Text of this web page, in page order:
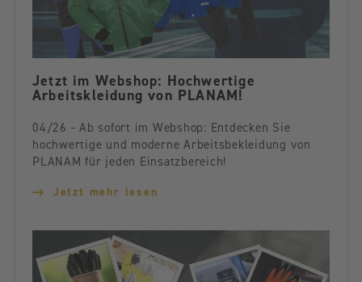
Jetzt im Webshop: Hochwertige
Arbeitskleidung von PLANAM!
04/26 - Ab sofort im Webshop: Entdecken Sie
hochwertige und moderne Arbeitsbekleidung von
PLANAM für jeden Einsatzbereich!
Jetzt mehr lesen